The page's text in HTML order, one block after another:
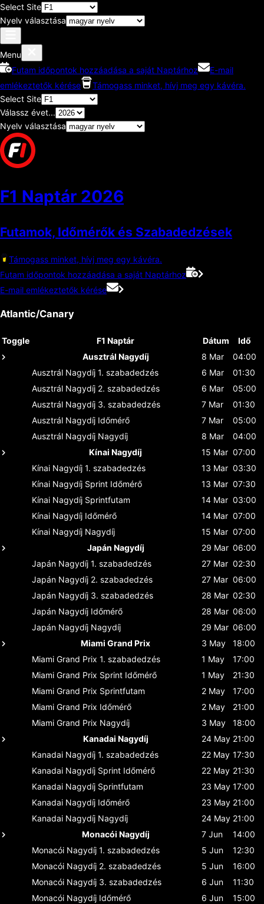
Select Site
Nyelv választása
Menu
Futam időpontok hozzáadása a saját Naptárhoz
E-mail
emlékeztetők kérése
Támogass minket, hívj meg egy kávéra.
Select Site
Válassz évet...
Nyelv választása
F1 Naptár 2026
Futamok, Időmérők és Szabadedzések
Támogass minket, hívj meg egy kávéra.
Futam időpontok hozzáadása a saját Naptárhoz
E-mail emlékeztetők kérése
Atlantic/Canary
Toggle F1 Naptár Dátum
Idő
Ausztrál Nagydíj
8 Mar
04:00
Ausztrál Nagydíj 1. szabadedzés 6 Mar
01:30
Ausztrál Nagydíj 2. szabadedzés 6 Mar
05:00
Ausztrál Nagydíj 3. szabadedzés 7 Mar
01:30
Ausztrál Nagydíj Időmérő 7 Mar
05:00
Ausztrál Nagydíj Nagydíj 8 Mar
04:00
Kínai Nagydíj
15 Mar 07:00
Kínai Nagydíj 1. szabadedzés 13 Mar 03:30
Kínai Nagydíj Sprint Időmérő 13 Mar 07:30
Kínai Nagydíj Sprintfutam 14 Mar 03:00
Kínai Nagydíj Időmérő 14 Mar 07:00
Kínai Nagydíj Nagydíj 15 Mar 07:00
Japán Nagydíj
29 Mar 06:00
Japán Nagydíj 1. szabadedzés 27 Mar 02:30
Japán Nagydíj 2. szabadedzés 27 Mar 06:00
Japán Nagydíj 3. szabadedzés 28 Mar 02:30
Japán Nagydíj Időmérő 28 Mar 06:00
Japán Nagydíj Nagydíj 29 Mar 06:00
Miami Grand Prix
3 May
18:00
Miami Grand Prix 1. szabadedzés 1 May
17:00
Miami Grand Prix Sprint Időmérő 1 May
21:30
Miami Grand Prix Sprintfutam 2 May
17:00
Miami Grand Prix Időmérő 2 May
21:00
Miami Grand Prix Nagydíj 3 May
18:00
Kanadai Nagydíj
24 May 21:00
Kanadai Nagydíj 1. szabadedzés 22 May 17:30
Kanadai Nagydíj Sprint Időmérő 22 May 21:30
Kanadai Nagydíj Sprintfutam 23 May 17:00
Kanadai Nagydíj Időmérő 23 May 21:00
Kanadai Nagydíj Nagydíj 24 May 21:00
Monacói Nagydíj
7 Jun
14:00
Monacói Nagydíj 1. szabadedzés 5 Jun
12:30
Monacói Nagydíj 2. szabadedzés 5 Jun
16:00
Monacói Nagydíj 3. szabadedzés 6 Jun
11:30
Monacói Nagydíj Időmérő 6 Jun
15:00